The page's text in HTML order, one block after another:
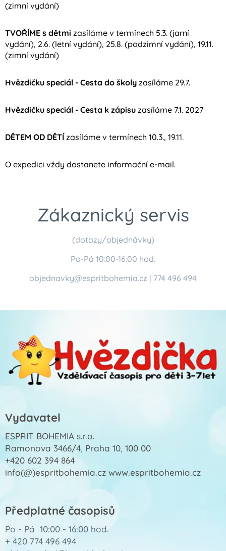
(zimní vydání)
TVOŘÍME s dětmi zasíláme v termínech 5.3. (jarní
vydání), 2.6. (letní vydání), 25.8. (podzimní vydání), 19.11.
(zimní vydání)
Hvězdičku speciál - Cesta do školy zasíláme 29.7.
Hvězdičku speciál - Cesta k zápisu zasíláme 7.1. 2027
DĚTEM OD DĚTÍzasíláme v termínech 10.3., 19.11.
O expedici vždy dostanete informační e-mail.
Zákaznický servis
(dotazy/objednávky)
Po-Pá 10:00-16:00 hod.
objednavky@espritbohemia.cz | 774 496 494
Vydavatel
ESPRIT BOHEMIA s.r.o.
Ramonova 3466/4, Praha 10, 100 00
+420 602 394 864
info(@)espritbohemia.cz www.espritbohemia.cz
Předplatné časopisů
Po - Pá 10:00 - 16:00 hod.
+ 420 774 496 494